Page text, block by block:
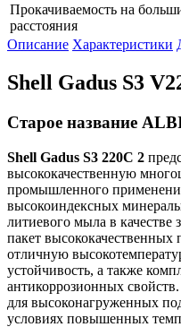
Прокачиваемость на
расстояния
Описание Характеристики
Shell Gadus S3
Старое название
Shell Gadus S3 220C 2
высококачественную
промышленного
высокоиндексных
литиевого мыла в качестве
пакет
отличную
устойчивость, а также
антикоррозионных
для высоконагруженных
условиях повышенных